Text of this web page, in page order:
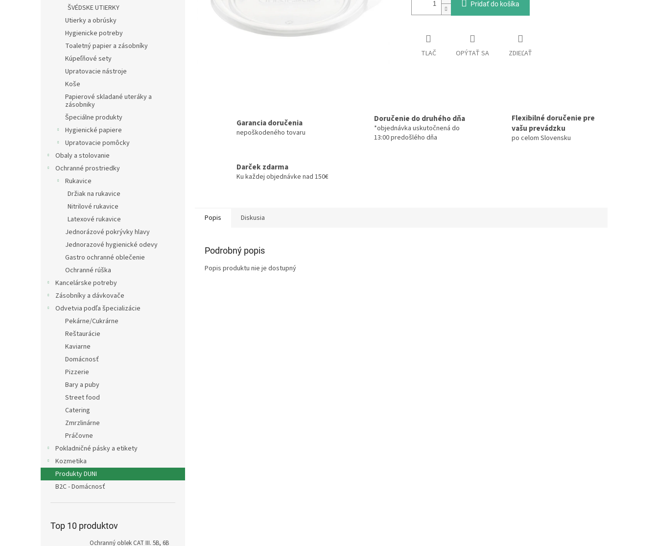
ŠVÉDSKE UTIERKY
Utierky a obrúsky
Hygienicke potreby
Toaletný papier a zásobníky
Kúpeľňové sety
Upratovacie nástroje
Koše
Papierové skladané uteráky a
zásobniky
Špeciálne produkty
Hygienické papiere
Upratovacie pomôcky
Obaly a stolovanie
Ochranné prostriedky
Rukavice
Držiak na rukavice
Nitrilové rukavice
Latexové rukavice
Jednorázové pokrývky hlavy
Jednorazové hygienické odevy
Gastro ochranné oblečenie
Ochranné rúška
Kancelárske potreby
Zásobníky a dávkovače
Odvetvia podľa špecializácie
Pekárne/Cukrárne
Reštaurácie
Kaviarne
Domácnosť
Pizzerie
Bary a puby
Street food
Catering
Zmrzlinárne
Práčovne
Pokladničné pásky a etikety
Kozmetika
Produkty DUNI
B2C - Domácnosť
Top 10 produktov
Ochranný oblek CAT III. 5B, 6B
Pridať do košíka
TLAČ OPÝTAŤ SA ZDIEĽAŤ
Garancia doručenia
nepoškodeného tovaru
Doručenie do druhého dňa
*objednávka uskutočnená do
13:00 predošlého dňa
Flexibilné doručenie pre
vašu prevádzku
po celom Slovensku
Darček zdarma
Ku každej objednávke nad 150€
Popis Diskusia
Podrobný popis
Popis produktu nie je dostupný